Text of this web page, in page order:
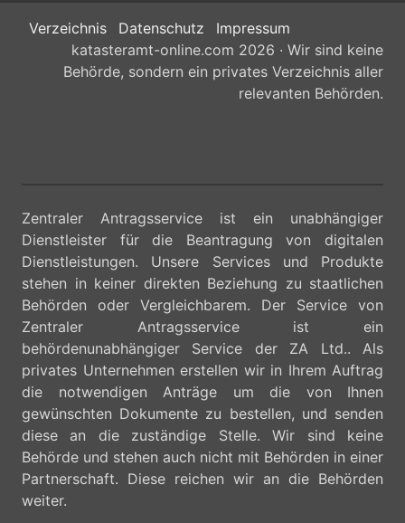
Verzeichnis Datenschutz
Impressum
katasteramt-online.com 2026 · Wir sind keine
Behörde, sondern ein privates Verzeichnis aller
relevanten Behörden.
Zentraler Antragsservice ist ein unabhängiger
Dienstleister für die Beantragung von digitalen
Dienstleistungen. Unsere Services und Produkte
stehen in keiner direkten Beziehung zu staatlichen
Behörden oder Vergleichbarem. Der Service von
Zentraler Antragsservice ist ein
behördenunabhängiger Service der ZA Ltd.. Als
privates Unternehmen erstellen wir in Ihrem Auftrag
die notwendigen Anträge um die von Ihnen
gewünschten Dokumente zu bestellen, und senden
diese an die zuständige Stelle. Wir sind keine
Behörde und stehen auch nicht mit Behörden in einer
Partnerschaft. Diese reichen wir an die Behörden
weiter.